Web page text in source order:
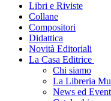
Libri e Riviste
Collane
Compositori
Didattica
Novità Editoriali
La Casa Editrice
Chi siamo
La Libreria
News ed